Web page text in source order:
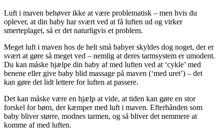
Luft i maven behøver ikke at være problematisk – men hvis du
oplever, at din baby har svært ved at få luften ud og virker
smerteplaget, så er det naturligvis et problem.
Meget luft i maven hos de helt små babyer skyldes dog noget, der er
svært at gøre så meget ved – nemlig at deres tarmsystem er umodent.
Du kan måske hjælpe din baby af med luften ved at ‘cykle’ med
benene eller give baby blid massage på maven (‘med uret’) – det
kan gøre det lidt lettere for luften at passere.
Det kan måske være en hjælp at vide, at tiden kan gøre en stor
forskel for børn, der kæmper med luft i maven. Efterhånden som
baby bliver større, modnes tarmen, og så bliver det nemmere at
komme af med luften.